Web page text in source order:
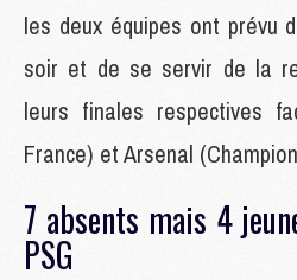
les deux équipes ont prévu
soir et de se servir de la
leurs finales respectives
France) et Arsenal
7 absents mais 4
PSG